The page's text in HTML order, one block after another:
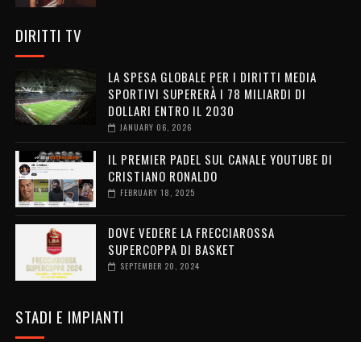
DIRITTI TV
LA SPESA GLOBALE PER I DIRITTI MEDIA
SPORTIVI SUPERERÀ I 78 MILIARDI DI
DOLLARI ENTRO IL 2030
JANUARY 06, 2026
IL PREMIER PADEL SUL CANALE YOUTUBE DI
CRISTIANO RONALDO
FEBRUARY 18, 2025
DOVE VEDERE LA FRECCIAROSSA
SUPERCOPPA DI BASKET
SEPTEMBER 20, 2024
STADI E IMPIANTI